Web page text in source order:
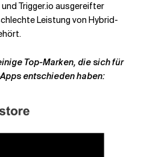
Trigger.io ausgereifter
Leistung von Hybrid-
Top-Marken, die sich für
entschieden haben: